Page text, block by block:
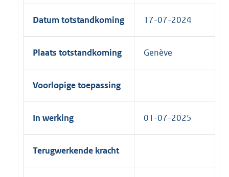
Datum totstandkoming 17-07-2024
Plaats totstandkoming Genève
Voorlopige toepassing
In werking 01-07-2025
Terugwerkende kracht